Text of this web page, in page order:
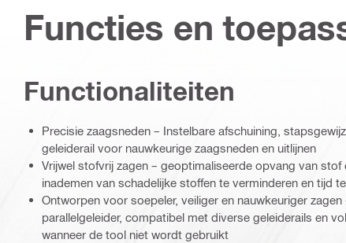
Functies en
Functionaliteiten
Precisie zaagsneden – Instelbare afschuining,
geleiderail voor nauwkeurige zaagsneden en uitlijnen
Vrijwel stofvrij zagen – geoptimaliseerde opvang van
inademen van schadelijke stoffen te verminderen en tijd
Ontworpen voor soepeler, veiliger en nauwkeuriger
parallelgeleider, compatibel met diverse geleiderails en
wanneer de tool niet wordt gebruikt